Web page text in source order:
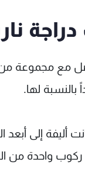
مع مجموعة
بالنسبة لها.
أليفة إلى
ركوب واحدة من